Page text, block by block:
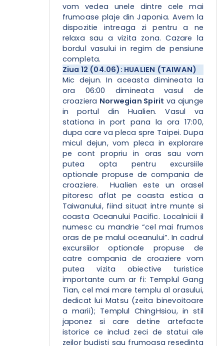
vom vedea unele dintre cele mai
frumoase plaje din Japonia. Avem la
dispozitie intreaga zi pentru a ne
relaxa sau a vizita zona. Cazare la
bordul vasului in regim de pensiune
completa.
Ziua 12 (04.06): HUALIEN (TAIWAN)
Mic dejun. In aceasta dimineata la
ora 06:00 dimineata vasul de
croaziera Norwegian Spirit va ajunge
in portul din Hualien. Vasul va
stationa in port pana la ora 17:00,
dupa care va pleca spre Taipei. Dupa
micul dejun, vom pleca in explorare
pe cont propriu in oras sau vom
putea opta pentru excursiile
optionale propuse de compania de
croaziere. Hualien este un orasel
pitoresc aflat pe coasta estica a
Taiwanului, fiind situat intre munte si
coasta Oceanului Pacific. Localnicii il
numesc cu mandrie “cel mai frumos
oras de pe malul oceanului”. In cadrul
excursiilor optionale propuse de
catre compania de croaziere vom
putea vizita obiective turistice
importante cum ar fi: Templul Gang
Tian, cel mai mare templu al orasului,
dedicat lui Matsu (zeita binevoitoare
a marii); Templul ChingHsiou, in stil
japonez si care detine artefacte
istorice ce includ zeci de statui ale
zeilor budisti sau frumoasa resedinta